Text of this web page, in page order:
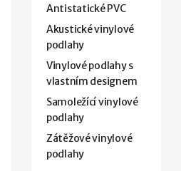
Antistatické PVC
Akustické vinylové
podlahy
Vinylové podlahy s
vlastním designem
Samoležící vinylové
podlahy
Zátěžové vinylové
podlahy